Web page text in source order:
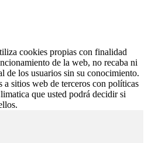
cookies propias con finalidad
de la web, no recaba ni
de los usuarios sin su conocimiento.
a sitios web de terceros con políticas
que usted podrá decidir si